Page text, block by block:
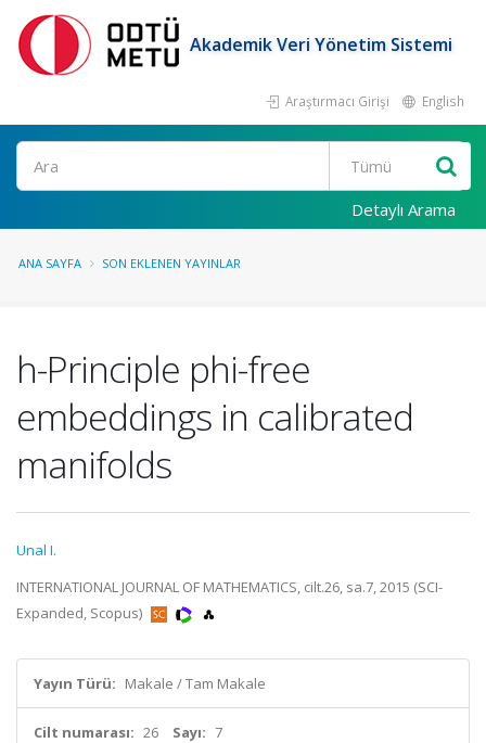
Akademik Veri Yönetim Sistemi
Araştırmacı Girişi English
Ara
Detaylı Arama
ANA SAYFA SON EKLENEN YAYINLAR
h-Principle phi-free
embeddings in calibrated
manifolds
Unal I.
INTERNATIONAL JOURNAL OF MATHEMATICS, cilt.26, sa.7, 2015 (SCI-
Expanded, Scopus)
Yayın Türü: Makale / Tam Makale
Cilt numarası: 26 Sayı: 7